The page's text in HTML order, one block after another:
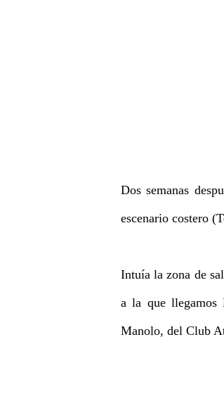
Dos semanas
escenario costero
Intuía la zona de
a la que llegamos
Manolo, del Club